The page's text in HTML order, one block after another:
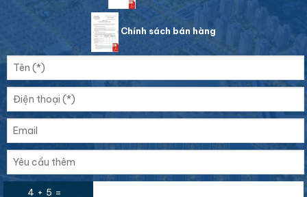
Chính sách bán hàng
4 + 5 =